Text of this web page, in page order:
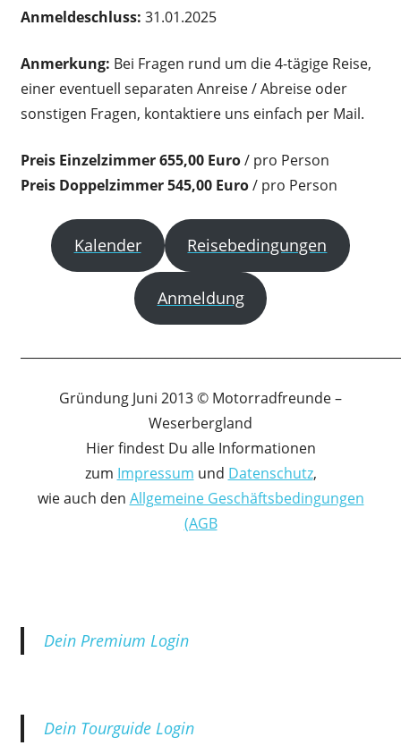
Anmeldeschluss: 31.01.2025
Anmerkung: Bei Fragen rund um die 4-tägige Reise,
einer eventuell separaten Anreise / Abreise oder
sonstigen Fragen, kontaktiere uns einfach per Mail.
Preis Einzelzimmer 655,00 Euro/ pro Person
Preis Doppelzimmer 545,00 Euro/ pro Person
Kalender Reisebedingungen
Anmeldung
Gründung Juni 2013 © Motorradfreunde –
Weserbergland
Hier findest Du alle Informationen
zum Impressum und Datenschutz,
wie auch den Allgemeine Geschäftsbedingungen
(AGB
Dein Premium Login
Dein Tourguide Login